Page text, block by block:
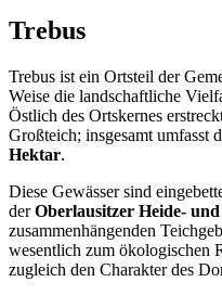
Trebus
Trebus ist ein Ortsteil der
Weise die landschaftliche
Östlich des Ortskernes
Großteich; insgesamt umfasst
Hektar.
Diese Gewässer sind
derOberlausitzer Heide-
zusammenhängenden
wesentlich zum ökologischen
zugleich den Charakter des